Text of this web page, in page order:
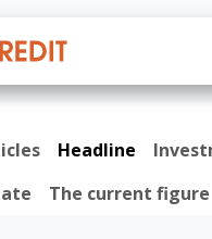
Headline
The current figure